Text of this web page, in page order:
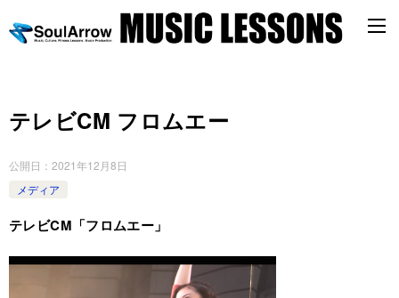
テレビCM フロムエー
公開日： 2021年12月8日
メディア
テレビCM「フロムエー」